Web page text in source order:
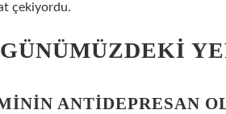
çekiyordu.
ANTIDEPRESAN